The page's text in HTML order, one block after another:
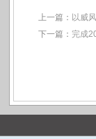
上一篇： 以威
下一篇： 完成